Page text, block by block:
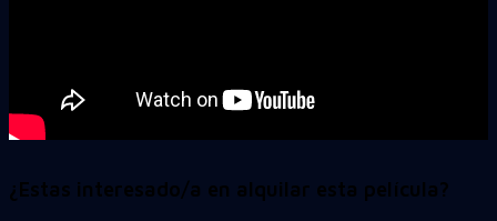
¿Estas interesado/a en alquilar esta película?